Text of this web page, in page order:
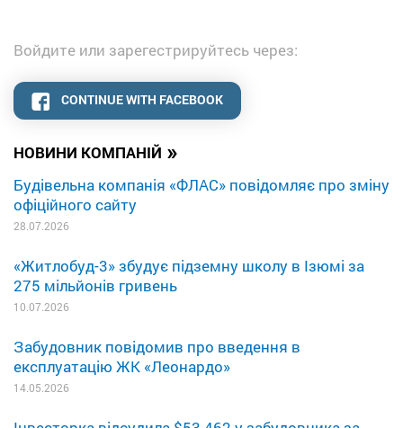
НОВИНИ КОМПАНІЙ »
Будівельна компанія «ФЛАС» повідомляє про зміну
офіційного сайту
28.07.2026
«Житлобуд-3» збудує підземну школу в Ізюмі за
275 мільйонів гривень
10.07.2026
Забудовник повідомив про введення в
експлуатацію ЖК «Леонардо»
14.05.2026
Войдите или зарегестрируйтесь через:
CONTINUE WITH FACEBOOK